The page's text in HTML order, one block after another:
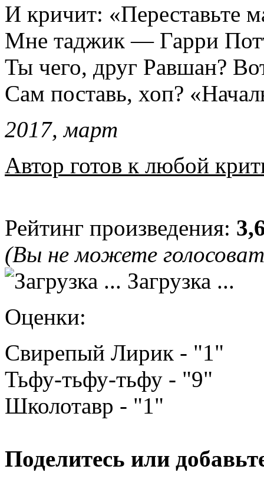
И кричит: «Переставьте
Мне таджик — Гарри
Ты чего, друг Равшан?
Сам поставь, хоп?
2017, март
Автор готов к любой
Рейтинг произведения:
(Вы не можете
Загрузка ...
Оценки:
Свирепый Лирик - "1"
Тьфу-тьфу-тьфу - "9"
Школотавр - "1"
Поделитесь или